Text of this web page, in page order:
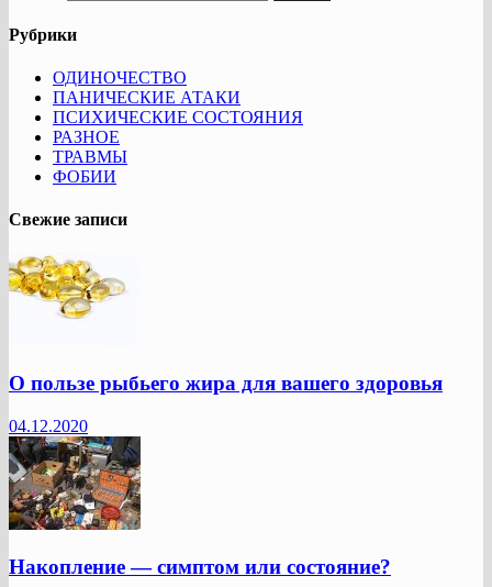
Рубрики
ОДИНОЧЕСТВО
ПАНИЧЕСКИЕ АТАКИ
ПСИХИЧЕСКИЕ СОСТОЯНИЯ
РАЗНОЕ
ТРАВМЫ
ФОБИИ
Свежие записи
О пользе рыбьего жира для вашего здоровья
04.12.2020
Накопление — симптом или состояние?